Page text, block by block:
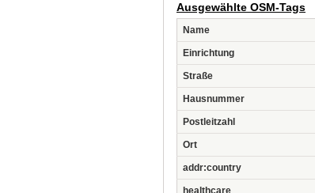
Ausgewählte OSM-Tags
Name
Einrichtung
Straße
Hausnummer
Postleitzahl
Ort
addr:country
healthcare